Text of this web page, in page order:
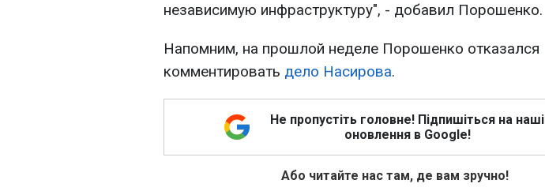
независимую инфраструктуру", - добавил Порошенко.
Напомним, на прошлой неделе Порошенко отказался
комментировать дело Насирова.
Не пропустіть головне! Підпишіться на наші
оновлення в Google!
Або читайте нас там, де вам зручно!